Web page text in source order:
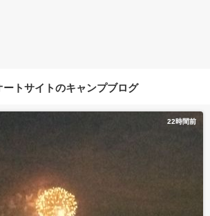
ートサイトのキャンプブログ
22時間前